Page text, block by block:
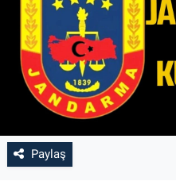
Paylaş